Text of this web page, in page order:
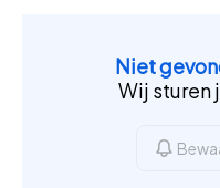
Niet
Wij sturen